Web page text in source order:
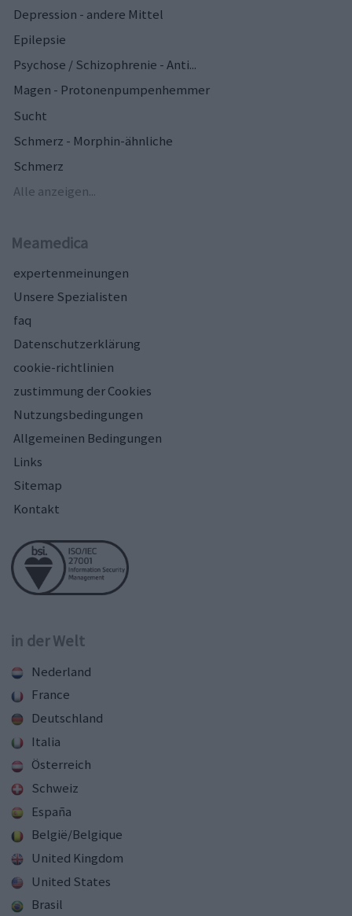
Depression - andere Mittel
Epilepsie
Psychose / Schizophrenie - Anti...
Magen - Protonenpumpenhemmer
Sucht
Schmerz - Morphin-ähnliche
Schmerz
Alle anzeigen...
Meamedica
expertenmeinungen
Unsere Spezialisten
faq
Datenschutzerklärung
cookie-richtlinien
zustimmung der Cookies
Nutzungsbedingungen
Allgemeinen Bedingungen
Links
Sitemap
Kontakt
in der Welt
Nederland
France
Deutschland
Italia
Österreich
Schweiz
España
België/Belgique
United Kingdom
United States
Brasil